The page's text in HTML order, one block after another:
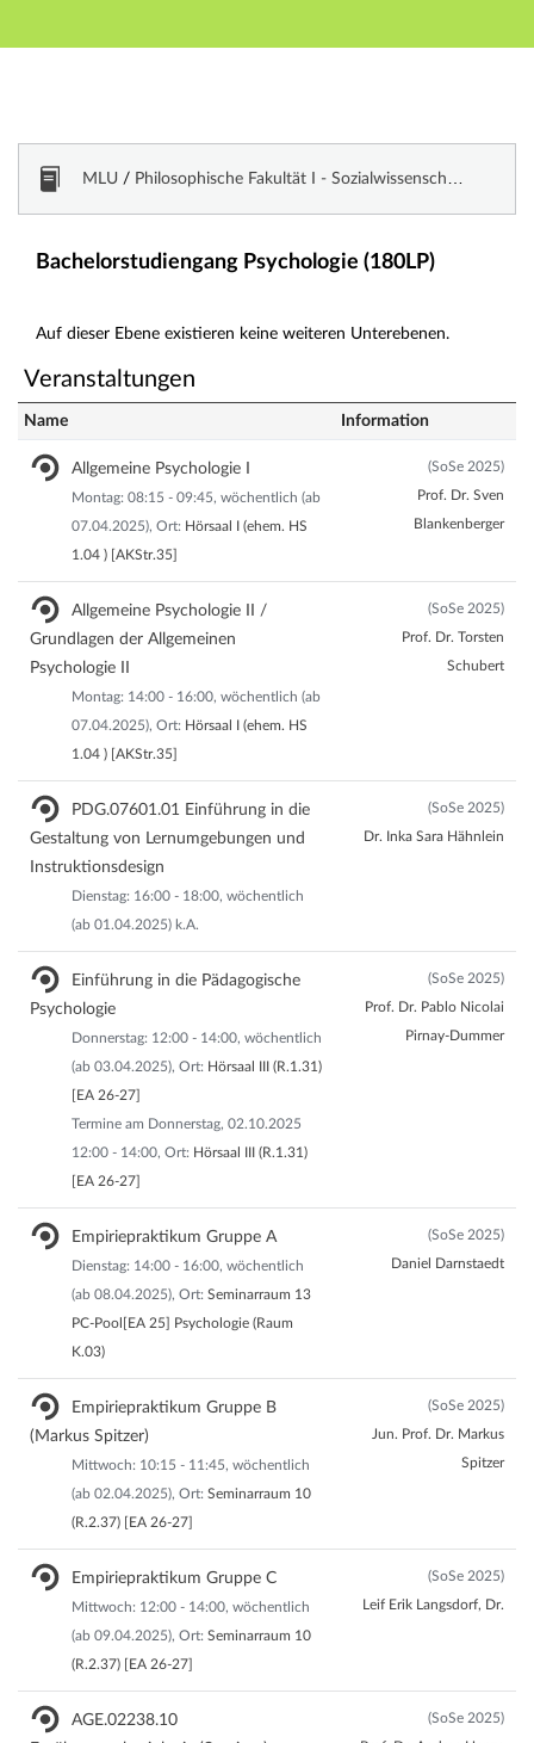
Hauptnavigation
Fußzeile
MLU / Philosophische Fakultät I - Sozialwissenschaften und historische Kulturwissenschaften
Bachelorstudiengang Psychologie (180LP)
Auf dieser Ebene existieren keine weiteren Unterebenen.
Veranstaltungen
Name Information
Allgemeine Psychologie I
Montag: 08:15 - 09:45, wöchentlich (ab
07.04.2025), Ort: Hörsaal I (ehem. HS
1.04 ) [AKStr.35]
(SoSe 2025)
Prof. Dr. Sven
Blankenberger
Allgemeine Psychologie II /
Grundlagen der Allgemeinen
Psychologie II
Montag: 14:00 - 16:00, wöchentlich (ab
07.04.2025), Ort: Hörsaal I (ehem. HS
1.04 ) [AKStr.35]
(SoSe 2025)
Prof. Dr. Torsten
Schubert
PDG.07601.01 Einführung in die
Gestaltung von Lernumgebungen und
Instruktionsdesign
Dienstag: 16:00 - 18:00, wöchentlich
(ab 01.04.2025) k.A.
(SoSe 2025)
Dr. Inka Sara Hähnlein
Einführung in die Pädagogische
Psychologie
Donnerstag: 12:00 - 14:00, wöchentlich
(ab 03.04.2025), Ort: Hörsaal III (R.1.31)
[EA 26-27]
Termine am Donnerstag, 02.10.2025
12:00 - 14:00, Ort: Hörsaal III (R.1.31)
[EA 26-27]
(SoSe 2025)
Prof. Dr. Pablo Nicolai
Pirnay-Dummer
Empiriepraktikum Gruppe A
Dienstag: 14:00 - 16:00, wöchentlich
(ab 08.04.2025), Ort: Seminarraum 13
PC-Pool[EA 25] Psychologie (Raum
K.03)
(SoSe 2025)
Daniel Darnstaedt
Empiriepraktikum Gruppe B
(Markus Spitzer)
Mittwoch: 10:15 - 11:45, wöchentlich
(ab 02.04.2025), Ort: Seminarraum 10
(R.2.37) [EA 26-27]
(SoSe 2025)
Jun. Prof. Dr. Markus
Spitzer
Empiriepraktikum Gruppe C
Mittwoch: 12:00 - 14:00, wöchentlich
(ab 09.04.2025), Ort: Seminarraum 10
(R.2.37) [EA 26-27]
(SoSe 2025)
Leif Erik Langsdorf, Dr.
AGE.02238.10
(SoSe 2025)